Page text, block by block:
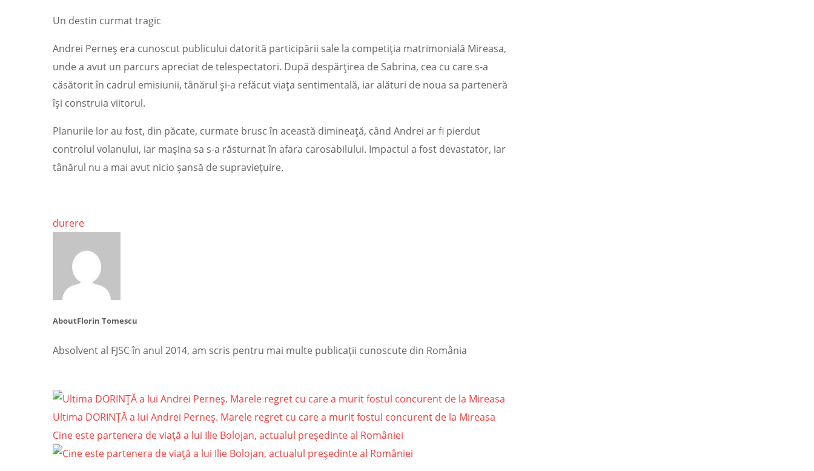
Un destin curmat tragic
Andrei Perneș era cunoscut publicului datorită participării sale la competiția matrimonială Mireasa,
unde a avut un parcurs apreciat de telespectatori. După despărțirea de Sabrina, cea cu care s-a
căsătorit în cadrul emisiunii, tânărul și-a refăcut viața sentimentală, iar alături de noua sa parteneră
își construia viitorul.
Planurile lor au fost, din păcate, curmate brusc în această dimineață, când Andrei ar fi pierdut
controlul volanului, iar mașina sa s-a răsturnat în afara carosabilului. Impactul a fost devastator, iar
tânărul nu a mai avut nicio șansă de supraviețuire.
durere
AboutFlorin Tomescu
Absolvent al FJSC în anul 2014, am scris pentru mai multe publicații cunoscute din România
Ultima DORINȚĂ a lui Andrei Perneș. Marele regret cu care a murit fostul concurent de la Mireasa
Cine este partenera de viață a lui Ilie Bolojan, actualul președinte al României